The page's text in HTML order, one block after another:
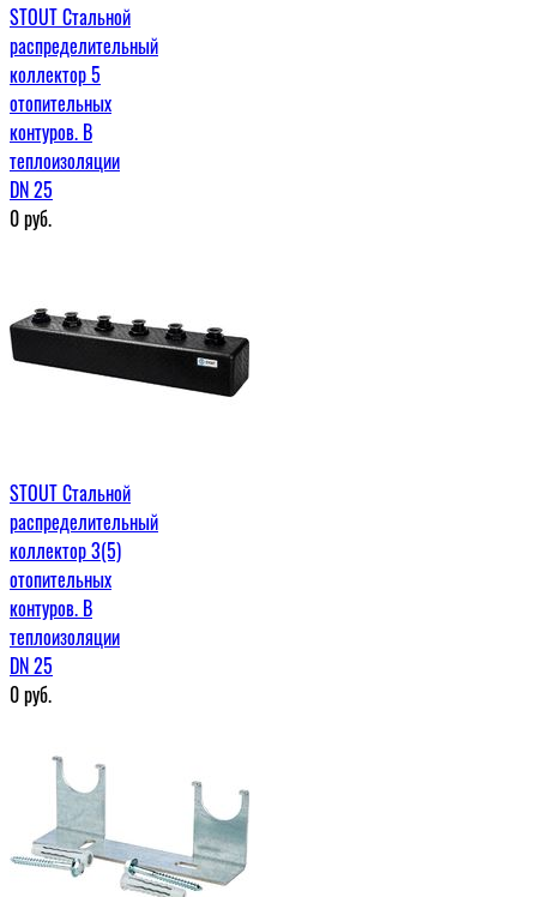
STOUT Стальной
распределительный
коллектор 5
отопительных
контуров. В
теплоизоляции
DN 25
0руб.
STOUT Стальной
распределительный
коллектор 3(5)
отопительных
контуров. В
теплоизоляции
DN 25
0руб.